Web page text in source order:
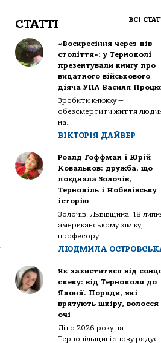
СТАТТІ ВСІ
«Воскресіння через пів
століття»: у Тернополі
презентували книгу про
видатного військового
діяча УПА Василя
Зробити книжку —
обезсмертити життя
на...
ВІКТОРІЯ ДАЙВЕР
Роалд Гоффман і Юрій
Ковальков: дружба, що
поєднала Золочів,
Тернопіль і Нобелівську
історію
Золочів. Львівщина. 18
американському хіміку,
професору...
ЛЮДМИЛА
Як захиститися від
спеку: від Тернополя до
Японії. Поради, які
врятують шкіру, волосся
очі
Літо 2026 року на
Тернопільщині знову радує...